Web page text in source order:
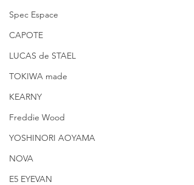
Spec Espace
CAPOTE
LUCAS de STAEL
TOKIWA made
KEARNY
Freddie Wood
YOSHINORI AOYAMA
NOVA
E5 EYEVAN